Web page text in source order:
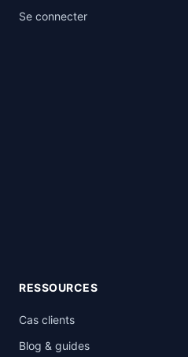
Se connecter
RESSOURCES
Cas clients
Blog & guides